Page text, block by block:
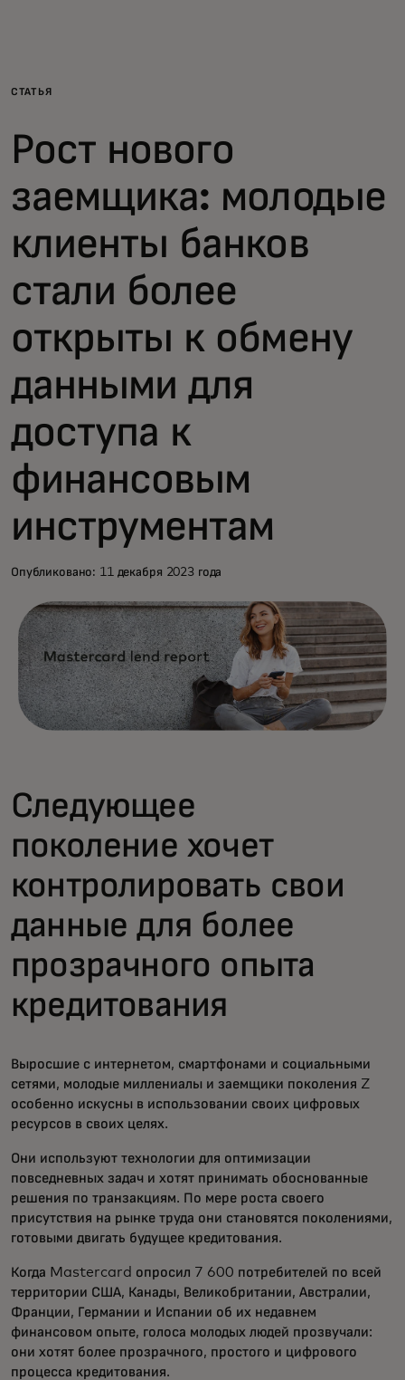
Для бизнеса
Для всего мира
Для новаторов
Новости и тренды
СТАТЬЯ
Рост нового
заемщика: молодые
клиенты банков
стали более
открыты к обмену
данными для
доступа к
финансовым
инструментам
Опубликовано: 11 декабря 2023 года
Следующее
поколение хочет
контролировать свои
данные для более
прозрачного опыта
кредитования
Выросшие с интернетом, смартфонами и социальными
сетями, молодые миллениалы и заемщики поколения Z
особенно искусны в использовании своих цифровых
ресурсов в своих целях.
Они используют технологии для оптимизации
повседневных задач и хотят принимать обоснованные
решения по транзакциям. По мере роста своего
присутствия на рынке труда они становятся поколениями,
готовыми двигать будущее кредитования.
Когда Mastercard опросил 7 600 потребителей по всей
территории США, Канады, Великобритании, Австралии,
Франции, Германии и Испании об их недавнем
финансовом опыте, голоса молодых людей прозвучали:
они хотят более прозрачного, простого и цифрового
процесса кредитования.